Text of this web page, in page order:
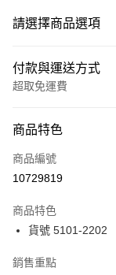
請選擇商品選項
付款與運送方式
超取免運費
信用卡一次付款
超商取貨付款
ATM付款
運送方式
商品特色
商品編號
10729819
商品特色
貨號 5101-2202
銷售重點